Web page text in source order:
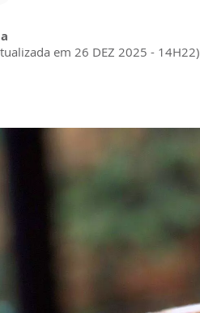
em 26 DEZ 2025 - 14H22)